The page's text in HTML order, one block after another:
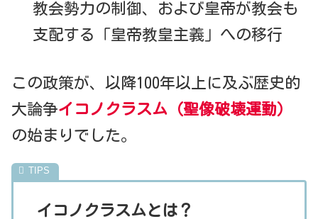
教会勢力の制御、および皇帝が教会も
支配する「皇帝教皇主義」への移行
この政策が、以降100年以上に及ぶ歴史的
大論争イコノクラスム（聖像破壊運動）
の始まりでした。
イコノクラスムとは？